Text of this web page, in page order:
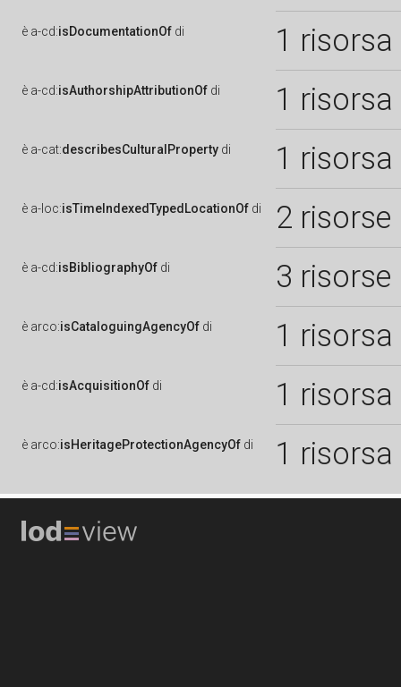
è a-cd:isDocumentationOf di 1 risorsa
è a-cd:isAuthorshipAttributionOf di 1 risorsa
è a-cat:describesCulturalProperty di 1 risorsa
è a-loc:isTimeIndexedTypedLocationOf di 2 risorse
è a-cd:isBibliographyOf di 3 risorse
è arco:isCataloguingAgencyOf di 1 risorsa
è a-cd:isAcquisitionOf di 1 risorsa
è arco:isHeritageProtectionAgencyOf di 1 risorsa